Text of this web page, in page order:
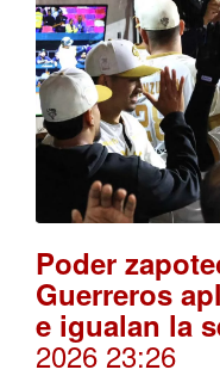
Poder
Guerreros
e igualan la
2026 23:26